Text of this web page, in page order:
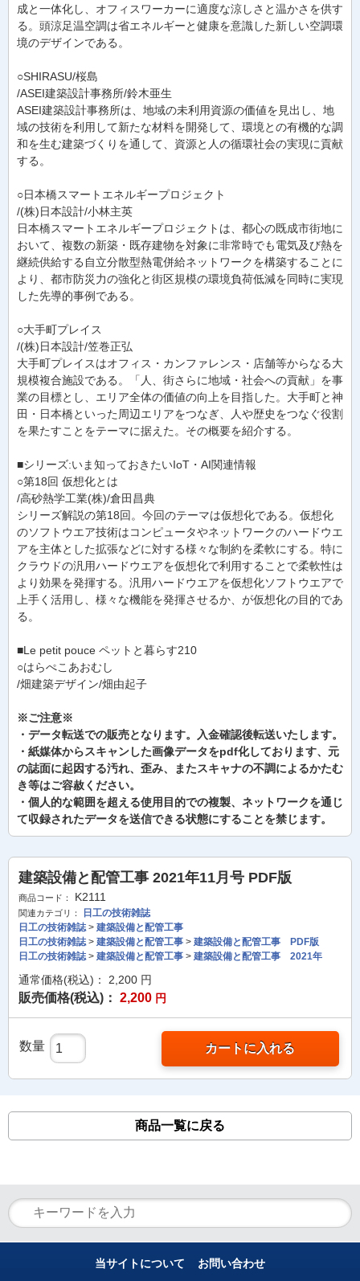
成と一体化し、オフィスワーカーに適度な涼しさと温かさを供す
る。頭涼足温空調は省エネルギーと健康を意識した新しい空調環
境のデザインである。
○SHIRASU/桜島
/ASEI建築設計事務所/鈴木亜生
ASEI建築設計事務所は、地域の未利用資源の価値を見出し、地
域の技術を利用して新たな材料を開発して、環境との有機的な調
和を生む建築づくりを通して、資源と人の循環社会の実現に貢献
する。
○日本橋スマートエネルギープロジェクト
/(株)日本設計/小林主英
日本橋スマートエネルギープロジェクトは、都心の既成市街地に
おいて、複数の新築・既存建物を対象に非常時でも電気及び熱を
継続供給する自立分散型熱電併給ネットワークを構築することに
より、都市防災力の強化と街区規模の環境負荷低減を同時に実現
した先導的事例である。
○大手町プレイス
/(株)日本設計/笠巻正弘
大手町プレイスはオフィス・カンファレンス・店舗等からなる大
規模複合施設である。「人、街さらに地域・社会への貢献」を事
業の目標とし、エリア全体の価値の向上を目指した。大手町と神
田・日本橋といった周辺エリアをつなぎ、人や歴史をつなぐ役割
を果たすことをテーマに据えた。その概要を紹介する。
■シリーズ:いま知っておきたいIoT・AI関連情報
○第18回 仮想化とは
/高砂熱学工業(株)/倉田昌典
シリーズ解説の第18回。今回のテーマは仮想化である。仮想化
のソフトウエア技術はコンピュータやネットワークのハードウエ
アを主体とした拡張などに対する様々な制約を柔軟にする。特に
クラウドの汎用ハードウエアを仮想化で利用することで柔軟性は
より効果を発揮する。汎用ハードウエアを仮想化ソフトウエアで
上手く活用し、様々な機能を発揮させるか、が仮想化の目的であ
る。
■Le petit pouce ペットと暮らす210
○はらぺこあおむし
/畑建築デザイン/畑由起子
※ご注意※
・データ転送での販売となります。入金確認後転送いたします。
・紙媒体からスキャンした画像データをpdf化しております、元
の誌面に起因する汚れ、歪み、またスキャナの不調によるかたむ
き等はご容赦ください。
・個人的な範囲を超える使用目的での複製、ネットワークを通じ
て収録されたデータを送信できる状態にすることを禁じます。
建築設備と配管工事 2021年11月号 PDF版
商品コード： K2111
関連カテゴリ：
日工の技術雑誌
日工の技術雑誌> 建築設備と配管工事
日工の技術雑誌> 建築設備と配管工事 > 建築設備と配管工事 PDF版
日工の技術雑誌> 建築設備と配管工事 > 建築設備と配管工事 2021年
通常価格(税込)： 2,200 円
販売価格(税込)： 2,200 円
数量 カートに入れる
商品一覧に戻る
当サイトについて お問い合わせ